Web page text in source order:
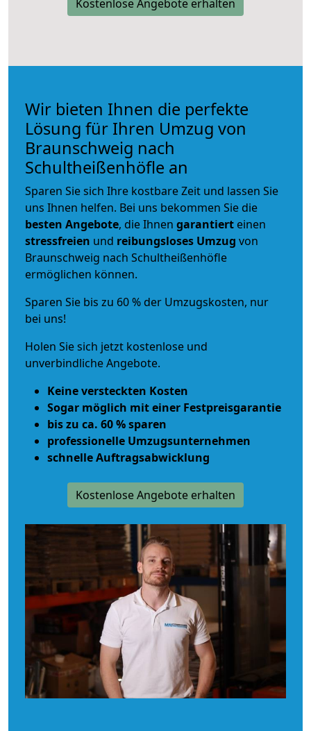
Kostenlose Angebote erhalten
Wir bieten Ihnen die perfekte
Lösung für Ihren Umzug von
Braunschweig nach
Schultheißenhöfle an
Sparen Sie sich Ihre kostbare Zeit und lassen Sie
uns Ihnen helfen. Bei uns bekommen Sie die
besten Angebote, die Ihnen garantiert einen
stressfreien und reibungsloses Umzug von
Braunschweig nach Schultheißenhöfle
ermöglichen können.
Sparen Sie bis zu 60 % der Umzugskosten, nur
bei uns!
Holen Sie sich jetzt kostenlose und
unverbindliche Angebote.
Keine versteckten Kosten
Sogar möglich mit einer Festpreisgarantie
bis zu ca. 60 % sparen
professionelle Umzugsunternehmen
schnelle Auftragsabwicklung
Kostenlose Angebote erhalten